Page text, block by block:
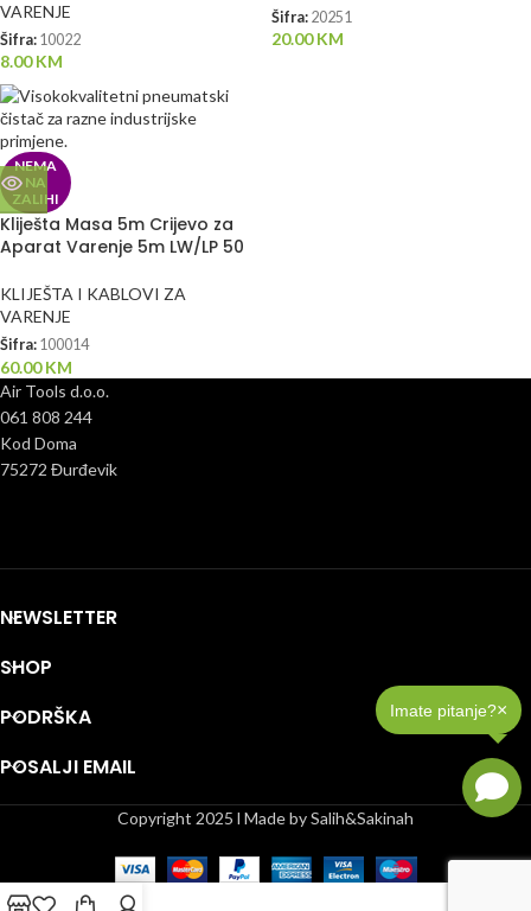
VARENJE
Šifra: 10022
8.00KM
Šifra: 20251
20.00KM
NEMA
NA
ZALIHI
Kliješta Masa 5m Crijevo za
Aparat Varenje 5m LW/LP 50
KLIJEŠTA I KABLOVI ZA
VARENJE
Šifra: 100014
60.00KM
Air Tools d.o.o.
061 808 244
Kod Doma
75272 Đurđevik
NEWSLETTER
SHOP
PODRŠKA
POSALJI EMAIL
Copyright 2025 l Made by Salih&Sakinah
Imate pitanje?×